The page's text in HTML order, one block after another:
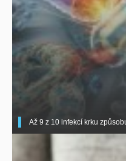
Až 9 z 10 infekcí krku